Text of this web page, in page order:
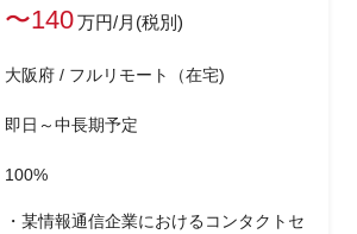
〜140万円/月(税別)
大阪府 / フルリモート（在宅)
即日～中長期予定
100%
・某情報通信企業におけるコンタクトセ